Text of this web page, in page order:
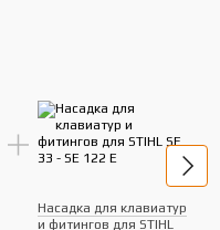
Насадка для клавиатур
и фитингов для STIHL